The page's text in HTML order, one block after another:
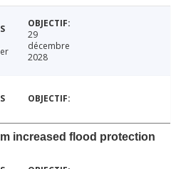
29
décembre
2028
increased flood protection